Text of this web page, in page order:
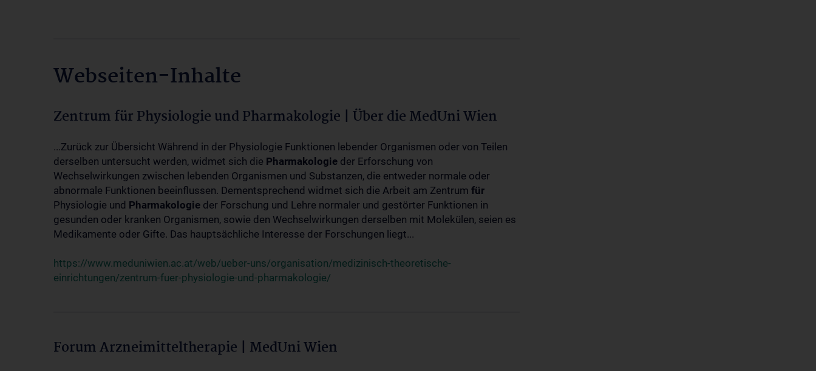
Webseiten-Inhalte
Zentrum für Physiologie und Pharmakologie | Über die MedUni Wien
...Zurück zur Übersicht Während in der Physiologie Funktionen lebender Organismen oder von Teilen
derselben untersucht werden, widmet sich die Pharmakologie der Erforschung von
Wechselwirkungen zwischen lebenden Organismen und Substanzen, die entweder normale oder
abnormale Funktionen beeinflussen. Dementsprechend widmet sich die Arbeit am Zentrum für
Physiologie und Pharmakologie der Forschung und Lehre normaler und gestörter Funktionen in
gesunden oder kranken Organismen, sowie den Wechselwirkungen derselben mit Molekülen, seien es
Medikamente oder Gifte. Das hauptsächliche Interesse der Forschungen liegt...
https://www.meduniwien.ac.at/web/ueber-uns/organisation/medizinisch-theoretische-
einrichtungen/zentrum-fuer-physiologie-und-pharmakologie/
Forum Arzneimitteltherapie | MedUni Wien